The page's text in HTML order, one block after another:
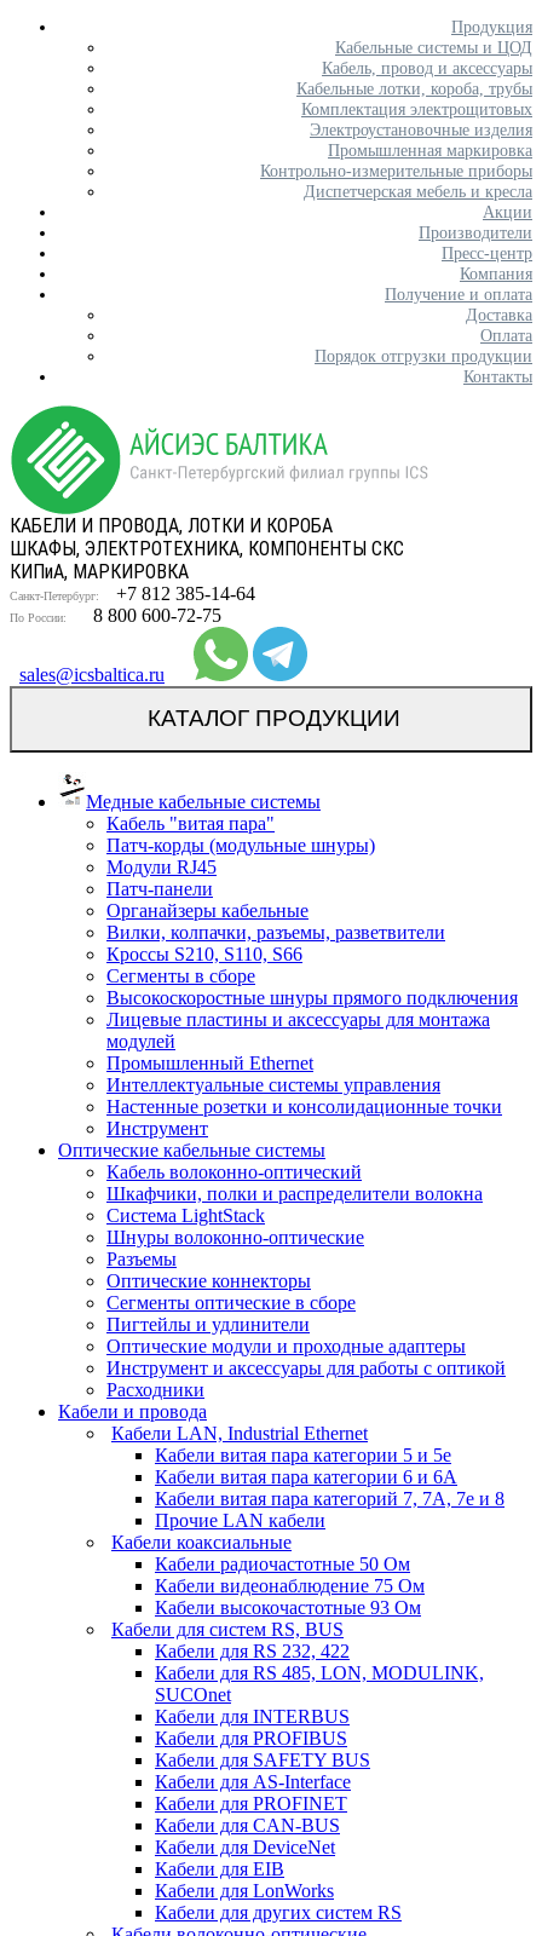
Продукция
Кабельные системы и ЦОД
Кабель, провод и аксессуары
Кабельные лотки, короба, трубы
Комплектация электрощитовых
Электроустановочные изделия
Промышленная маркировка
Контрольно-измерительные приборы
Диспетчерская мебель и кресла
Акции
Производители
Пресс-центр
Компания
Получение и оплата
Доставка
Оплата
Порядок отгрузки продукции
Контакты
КАБЕЛИ И ПРОВОДА, ЛОТКИ И КОРОБА
ШКАФЫ, ЭЛЕКТРОТЕХНИКА, КОМПОНЕНТЫ СКС
КИПиА, МАРКИРОВКА
Санкт-Петербург: +7 812 385-14-64
По России: 8 800 600-72-75
sales@icsbaltica.ru
КАТАЛОГ ПРОДУКЦИИ
Медные кабельные системы
Кабель "витая пара"
Патч-корды (модульные шнуры)
Модули RJ45
Патч-панели
Органайзеры кабельные
Вилки, колпачки, разъемы, разветвители
Кроссы S210, S110, S66
Сегменты в сборе
Высокоскоростные шнуры прямого подключения
Лицевые пластины и аксессуары для монтажа
модулей
Промышленный Ethernet
Интеллектуальные системы управления
Настенные розетки и консолидационные точки
Инструмент
Оптические кабельные системы
Кабель волоконно-оптический
Шкафчики, полки и распределители волокна
Система LightStack
Шнуры волоконно-оптические
Разъемы
Оптические коннекторы
Сегменты оптические в сборе
Пигтейлы и удлинители
Оптические модули и проходные адаптеры
Инструмент и аксессуары для работы с оптикой
Расходники
Кабели и провода
Кабели LAN, Industrial Ethernet
Кабели витая пара категории 5 и 5е
Кабели витая пара категории 6 и 6A
Кабели витая пара категорий 7, 7А, 7е и 8
Прочие LAN кабели
Кабели коаксиальные
Кабели радиочастотные 50 Ом
Кабели видеонаблюдение 75 Ом
Кабели высокочастотные 93 Ом
Кабели для систем RS, BUS
Кабели для RS 232, 422
Кабели для RS 485, LON, MODULINK,
SUCOnet
Кабели для INTERBUS
Кабели для PROFIBUS
Кабели для SAFETY BUS
Кабели для AS-Interface
Кабели для PROFINET
Кабели для CAN-BUS
Кабели для DeviceNet
Кабели для EIB
Кабели для LonWorks
Кабели для других систем RS